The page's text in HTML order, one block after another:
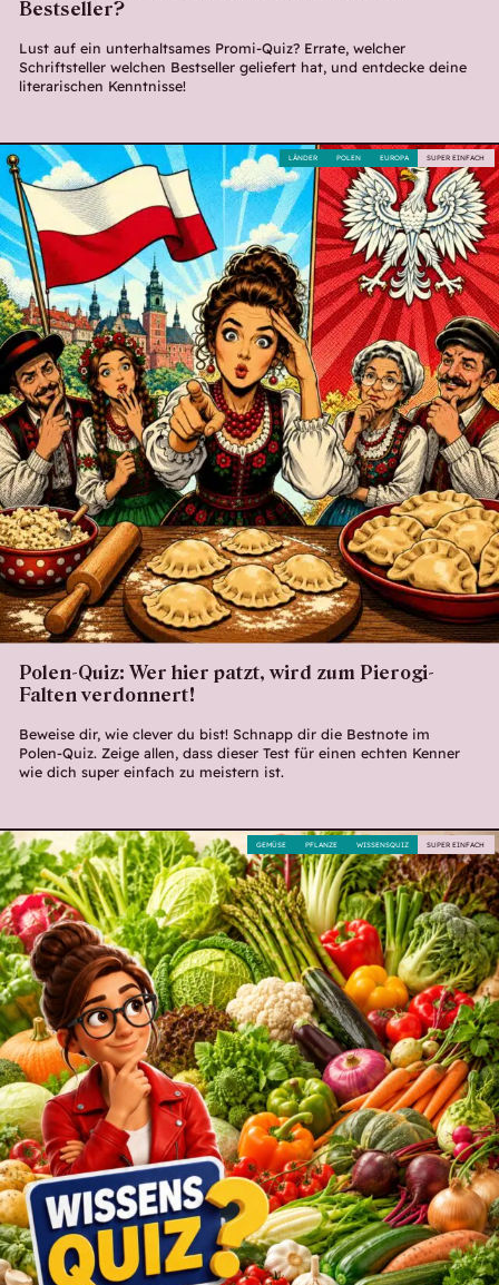
Bestseller?
Lust auf ein unterhaltsames Promi-Quiz? Errate, welcher
Schriftsteller welchen Bestseller geliefert hat, und entdecke deine
literarischen Kenntnisse!
Polen-Quiz: Wer hier patzt, wird zum Pierogi-
Falten verdonnert!
Beweise dir, wie clever du bist! Schnapp dir die Bestnote im
Polen-Quiz. Zeige allen, dass dieser Test für einen echten Kenner
wie dich super einfach zu meistern ist.
SUPER EINFACH
EUROPA
POLEN
LÄNDER
SUPER EINFACH
WISSENSQUIZ
PFLANZE
GEMÜSE